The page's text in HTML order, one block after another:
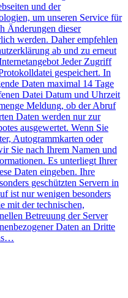
und der
um unseren Service für
Änderungen dieser
werden. Daher empfehlen
ab und zu erneut
Jeder Zugriff
gespeichert. In
Daten maximal 14 Tage
Datei Datum und Uhrzeit
Meldung, ob der Abruf
Daten werden nur zur
ausgewertet. Wenn Sie
Autogrammkarten oder
Sie nach Ihrem Namen und
Es unterliegt Ihrer
Daten eingeben. Ihre
geschützten Servern in
ist nur wenigen besonders
mit der technischen,
Betreuung der Server
Daten an Dritte